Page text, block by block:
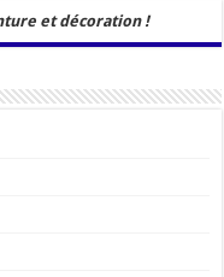
et décoration !